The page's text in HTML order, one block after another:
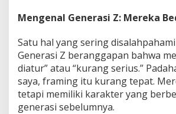
Mengenal Generasi Z: Mereka
Satu hal yang sering
Generasi Z beranggapan bahwa
diatur” atau “kurang serius.”
saya, framing itu kurang tepat.
tetapi memiliki karakter yang
generasi sebelumnya.